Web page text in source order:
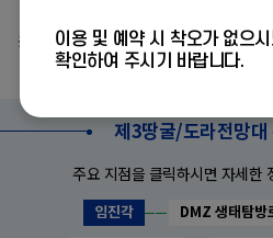
※ 반드시 알림마당>공지사항 메뉴의 집결지
제3땅굴/도라전망대
주요 지점을 클릭하시면 자세한
임진각 DMZ 생태탐방
이용 및 예약 시 착오가 없으
확인하여 주시기 바랍니다.